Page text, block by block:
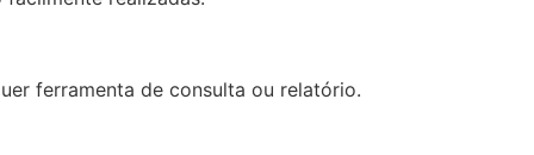
ferramenta de consulta ou relatório.